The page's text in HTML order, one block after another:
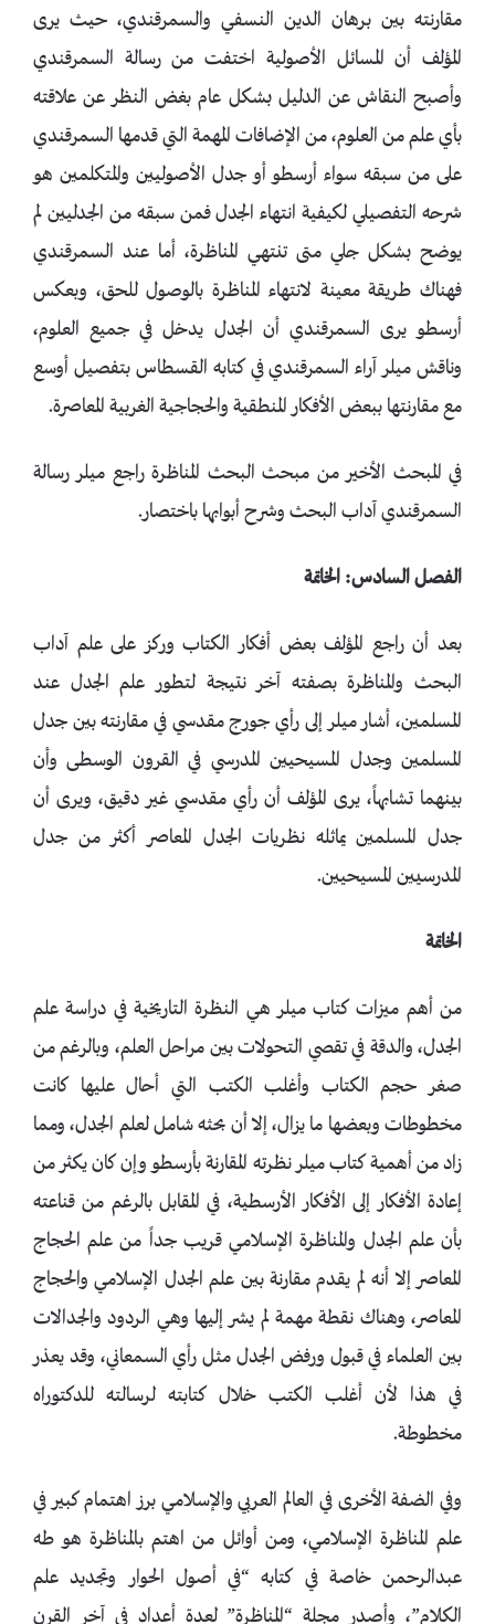
مقارنته بين برهان الدين النسفي والسمرقندي، حيث يرى
المؤلف أن المسائل الأصولية اختفت من رسالة السمرقندي
وأصبح النقاش عن الدليل بشكل عام بغض النظر عن علاقته
بأي علم من العلوم، من الإضافات المهمة التي قدمها السمرقندي
على من سبقه سواء أرسطو أو جدل الأصوليين والمتكلمين هو
شرحه التفصيلي لكيفية انتهاء الجدل فمن سبقه من الجدليين لم
يوضح بشكل جلي متى تنتهي المناظرة، أما عند السمرقندي
فهناك طريقة معينة لانتهاء المناظرة بالوصول للحق، وبعكس
أرسطو يرى السمرقندي أن الجدل يدخل في جميع العلوم،
وناقش ميلر آراء السمرقندي في كتابه القسطاس بتفصيل أوسع
مع مقارنتها ببعض الأفكار المنطقية والحجاجية الغربية المعاصرة.
في المبحث الأخير من مبحث البحث المناظرة راجع ميلر رسالة
السمرقندي آداب البحث وشرح أبوابها باختصار.
الفصل السادس: الخاتمة
بعد أن راجع المؤلف بعض أفكار الكتاب وركز على علم آداب
البحث والمناظرة بصفته آخر نتيجة لتطور علم الجدل عند
المسلمين، أشار ميلر إلى رأي جورج مقدسي في مقارنته بين جدل
المسلمين وجدل المسيحيين المدرسي في القرون الوسطى وأن
بينهما تشابهاً، يرى المؤلف أن رأي مقدسي غير دقيق، ويرى أن
جدل المسلمين يماثله نظريات الجدل المعاصر أكثر من جدل
المدرسيين المسيحيين.
الخاتمة
من أهم ميزات كتاب ميلر هي النظرة التاريخية في دراسة علم
الجدل، والدقة في تقصي التحولات بين مراحل العلم، وبالرغم من
صغر حجم الكتاب وأغلب الكتب التي أحال عليها كانت
مخطوطات وبعضها ما يزال، إلا أن بحثه شامل لعلم الجدل، ومما
زاد من أهمية كتاب ميلر نظرته المقارنة بأرسطو وإن كان يكثر من
إعادة الأفكار إلى الأفكار الأرسطية، في المقابل بالرغم من قناعته
بأن علم الجدل والمناظرة الإسلامي قريب جداً من علم الحجاج
المعاصر إلا أنه لم يقدم مقارنة بين علم الجدل الإسلامي والحجاج
المعاصر، وهناك نقطة مهمة لم يشر إليها وهي الردود والجدالات
بين العلماء في قبول ورفض الجدل مثل رأي السمعاني، وقد يعذر
في هذا لأن أغلب الكتب خلال كتابته لرسالته للدكتوراه
مخطوطة.
وفي الضفة الأخرى في العالم العربي والإسلامي برز اهتمام كبير في
علم المناظرة الإسلامي، ومن أوائل من اهتم بالمناظرة هو طه
عبدالرحمن خاصة في كتابه “في أصول الحوار وتجديد علم
الكلام”، وأصدر مجلة “المناظرة” لعدة أعداد في آخر القرن